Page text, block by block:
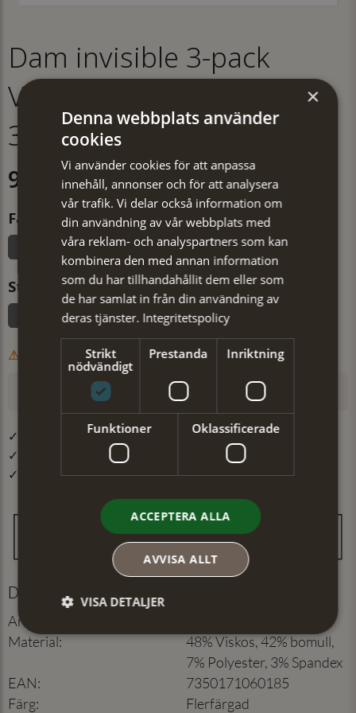
Dam invisible 3-pack
Vit/rosa/svart mönstrad
36/40
99 kr
Färg
Flerfärgad Svart Vit
Storlek
EJ I LAGER
LÄGG I VARUKORGEN
✓ Öppet köp i 30 dagar ✓ Fri frakt från 499 kr
✓ Din beställning skickas inom 1-2 vardagar
✓ Snabb leverans från vårt lager i Jönköping
Detaljer
Artikelnummer
Material:
48% Viskos, 42% bomull,
7% Polyester, 3% Spandex
EAN:
7350171060185
Färg: Flerfärgad
×
Denna webbplats använder
cookies
Vi använder cookies för att anpassa
innehåll, annonser och för att analysera
vår trafik. Vi delar också information om
din användning av vår webbplats med
våra reklam- och analyspartners som kan
kombinera den med annan information
som du har tillhandahållit dem eller som
de har samlat in från din användning av
deras tjänster. Integritetspolicy
Strikt
nödvändigt
Prestanda Inriktning
Funktioner Oklassificerade
ACCEPTERA ALLA
AVVISA ALLT
VISA DETALJER